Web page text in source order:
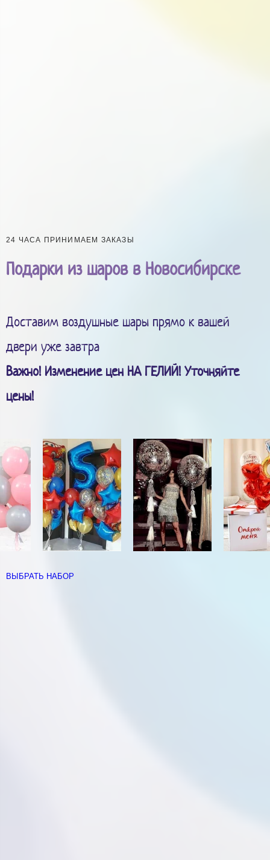
24 ЧАСА ПРИНИМАЕМ ЗАКАЗЫ
Подарки из шаров в Новосибирске
Доставим воздушные шары прямо к вашей
двери уже завтра
Важно! Изменение цен НА ГЕЛИЙ! Уточняйте
цены!
ВЫБРАТЬ НАБОР